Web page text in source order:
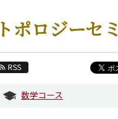
トポロジーセ
RSS
数学コース